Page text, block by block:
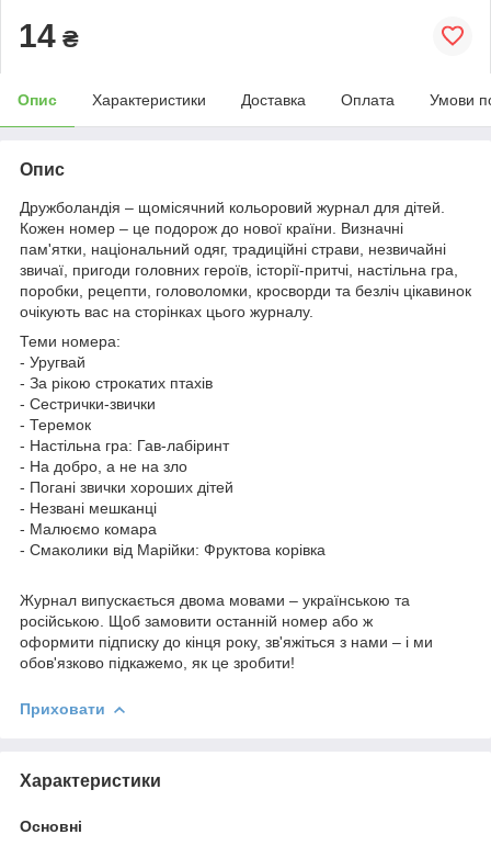
14 ₴
Опис Характеристики Доставка Оплата Умови
Опис
Дружболандія – щомісячний кольоровий журнал для дітей.
Кожен номер – це подорож до нової країни. Визначні
пам'ятки, національний одяг, традиційні страви, незвичайні
звичаї, пригоди головних героїв, історії-притчі, настільна гра,
поробки, рецепти, головоломки, кросворди та безліч цікавинок
очікують вас на сторінках цього журналу.
Теми номера:
- Уругвай
- За рікою строкатих птахів
- Сестрички-звички
- Теремок
- Настільна гра: Гав-лабіринт
- На добро, а не на зло
- Погані звички хороших дітей
- Незвані мешканці
- Малюємо комара
- Смаколики від Марійки: Фруктова корівка
Журнал випускається двома мовами – українською та
російською. Щоб замовити останній номер або ж
оформити підписку до кінця року, зв'яжіться з нами – і ми
обов'язково підкажемо, як це зробити!
Приховати
Характеристики
Основні